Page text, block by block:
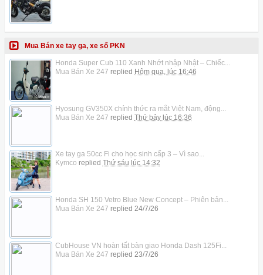
Mua Bán xe tay ga, xe số PKN
Honda Super Cub 110 Xanh Nhớt nhập Nhật – Chiếc...
Mua Bán Xe 247 replied Hôm qua, lúc 16:46
Hyosung GV350X chính thức ra mắt Việt Nam, động...
Mua Bán Xe 247 replied Thứ bảy lúc 16:36
Xe tay ga 50cc Fi cho học sinh cấp 3 – Vì sao...
Kymco replied Thứ sáu lúc 14:32
Honda SH 150 Vetro Blue New Concept – Phiên bản...
Mua Bán Xe 247 replied 24/7/26
CubHouse VN hoàn tất bàn giao Honda Dash 125Fi...
Mua Bán Xe 247 replied 23/7/26